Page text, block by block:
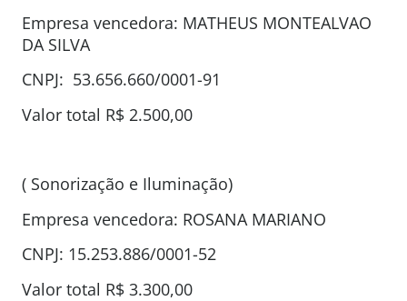
Empresa vencedora: MATHEUS MONTEALVAO
DA SILVA
CNPJ: 53.656.660/0001-91
Valor total R$ 2.500,00
( Sonorização e Iluminação)
Empresa vencedora: ROSANA MARIANO
CNPJ: 15.253.886/0001-52
Valor total R$ 3.300,00